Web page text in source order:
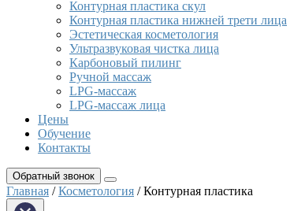
Контурная пластика скул
Контурная пластика нижней трети лица
Эстетическая косметология
Ультразвуковая чистка лица
Карбоновый пилинг
Ручной массаж
LPG-массаж
LPG-массаж лица
Цены
Обучение
Контакты
Обратный звонок
Главная /Косметология / Контурная пластика